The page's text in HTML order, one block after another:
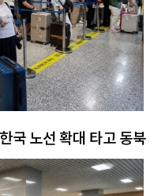
국 노선 확대 타고 동북